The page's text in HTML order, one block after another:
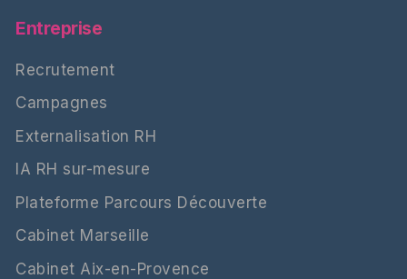
Entreprise
Recrutement
Campagnes
Externalisation RH
IA RH sur-mesure
Plateforme Parcours Découverte
Cabinet Marseille
Cabinet Aix-en-Provence